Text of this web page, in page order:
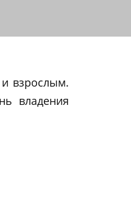
взрослым.
владения